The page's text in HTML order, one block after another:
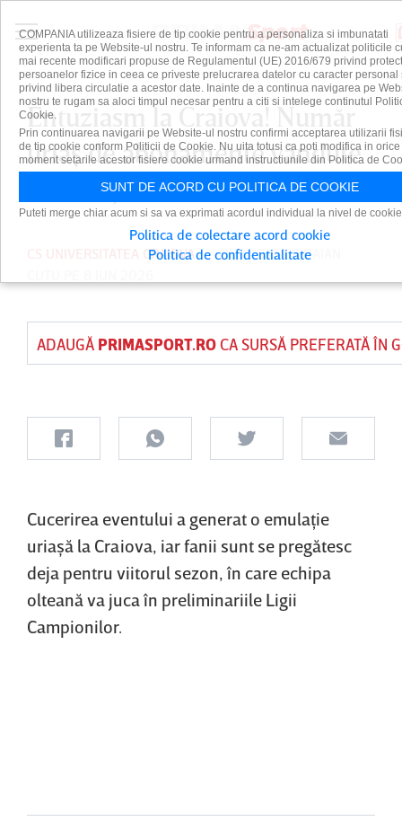
Entuziasm la Craiova! Număr
uriaş de abonamente vândute
în doar jumătate de oră
CS UNIVERSITATEA CRAIOVA PUBLICAT DEDAIAN
ADAUGĂ PRIMASPORT.ROCA SURSĂ PREFERATĂ ÎN
Cucerirea eventului a generat o emulaţie
uriaşă la Craiova, iar fanii sunt se pregătesc
deja pentru viitorul sezon, în care echipa
olteană va juca în preliminariile Ligii
Campionilor.
COMPANIA utilizeaza fisiere de tip cookie pentru a personaliza si imbunatati
experienta ta pe Website-ul nostru. Te informam ca ne-am actualizat politicile
mai recente modificari propuse de Regulamentul (UE) 2016/679 privind
persoanelor fizice in ceea ce priveste prelucrarea datelor cu caracter personal
privind libera circulatie a acestor date. Inainte de a continua navigarea pe
nostru te rugam sa aloci timpul necesar pentru a citi si intelege continutul
Cookie.
Prin continuarea navigarii pe Website-ul nostru confirmi acceptarea utilizarii
de tip cookie conform Politicii de Cookie. Nu uita totusi ca poti modifica in orice
moment setarile acestor fisiere cookie urmand instructiunile din Politica de
SUNT DE ACORD CU POLITICA DE COOKIE
Puteti merge chiar acum si sa va exprimati acordul individual la nivel de
Politica de colectare acord cookie
Politica de confidentialitate